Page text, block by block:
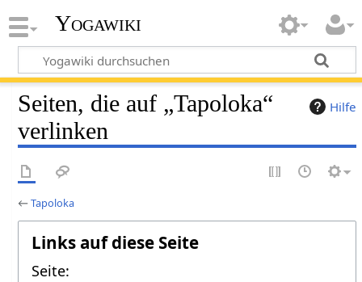
Yogawiki
Hilfe
Seiten, die auf „Tapoloka“
verlinken
←Tapoloka
Links auf diese Seite
Seite: